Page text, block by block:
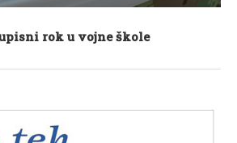
rok u vojne škole